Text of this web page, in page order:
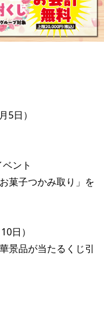
5日）
ント
菓子つかみ取り」を
日）
景品が当たるくじ引